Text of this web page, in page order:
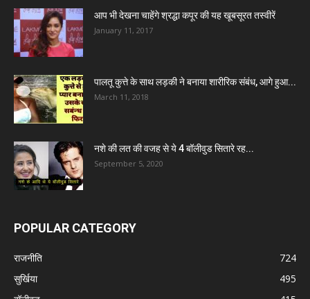
आप भी देखना चाहेंगे श्रद्धा कपूर की यह खूबसूरत तस्वीरें
January 11, 2017
पालतू कुत्ते के साथ लड़की ने बनाया शारीरिक संबंध, आगे हुआ...
March 11, 2018
नशे की लत की वजह से ये 4 बॉलीवुड सितारे रह...
September 5, 2020
POPULAR CATEGORY
राजनीति
724
सुर्खिया
495